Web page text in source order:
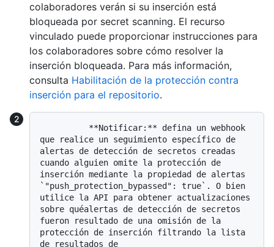
colaboradores verán si su inserción está
bloqueada por secret scanning. El recurso
vinculado puede proporcionar instrucciones para
los colaboradores sobre cómo resolver la
inserción bloqueada. Para más información,
consulta Habilitación de la protección contra
inserción para el repositorio.
que realice un seguimiento específico de
alertas de detección de secretos creadas
cuando alguien omite la protección de
inserción mediante la propiedad de alertas
`"push_protection_bypassed": true`. O bien
utilice la API para obtener actualizaciones
sobre quéalertas de detección de secretos
fueron resultado de una omisión de la
protección de inserción filtrando la lista
de resultados de